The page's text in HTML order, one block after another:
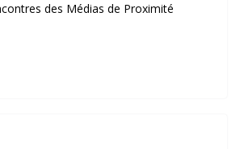
des Médias de Proximité